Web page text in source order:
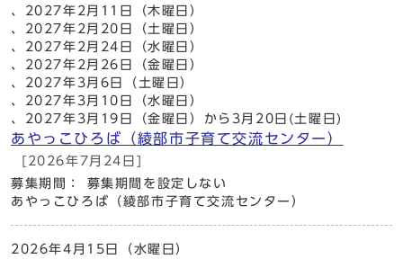
、2027年2月11日（木曜日）
、2027年2月20日（土曜日）
、2027年2月24日（水曜日）
、2027年2月26日（金曜日）
、2027年3月6日（土曜日）
、2027年3月10日（水曜日）
、2027年3月19日（金曜日）から3月20日(土曜日)
あやっこひろば（綾部市子育て交流センター）
[2026年7月24日]
募集期間： 募集期間を設定しない
あやっこひろば（綾部市子育て交流センター）
2026年4月15日（水曜日）